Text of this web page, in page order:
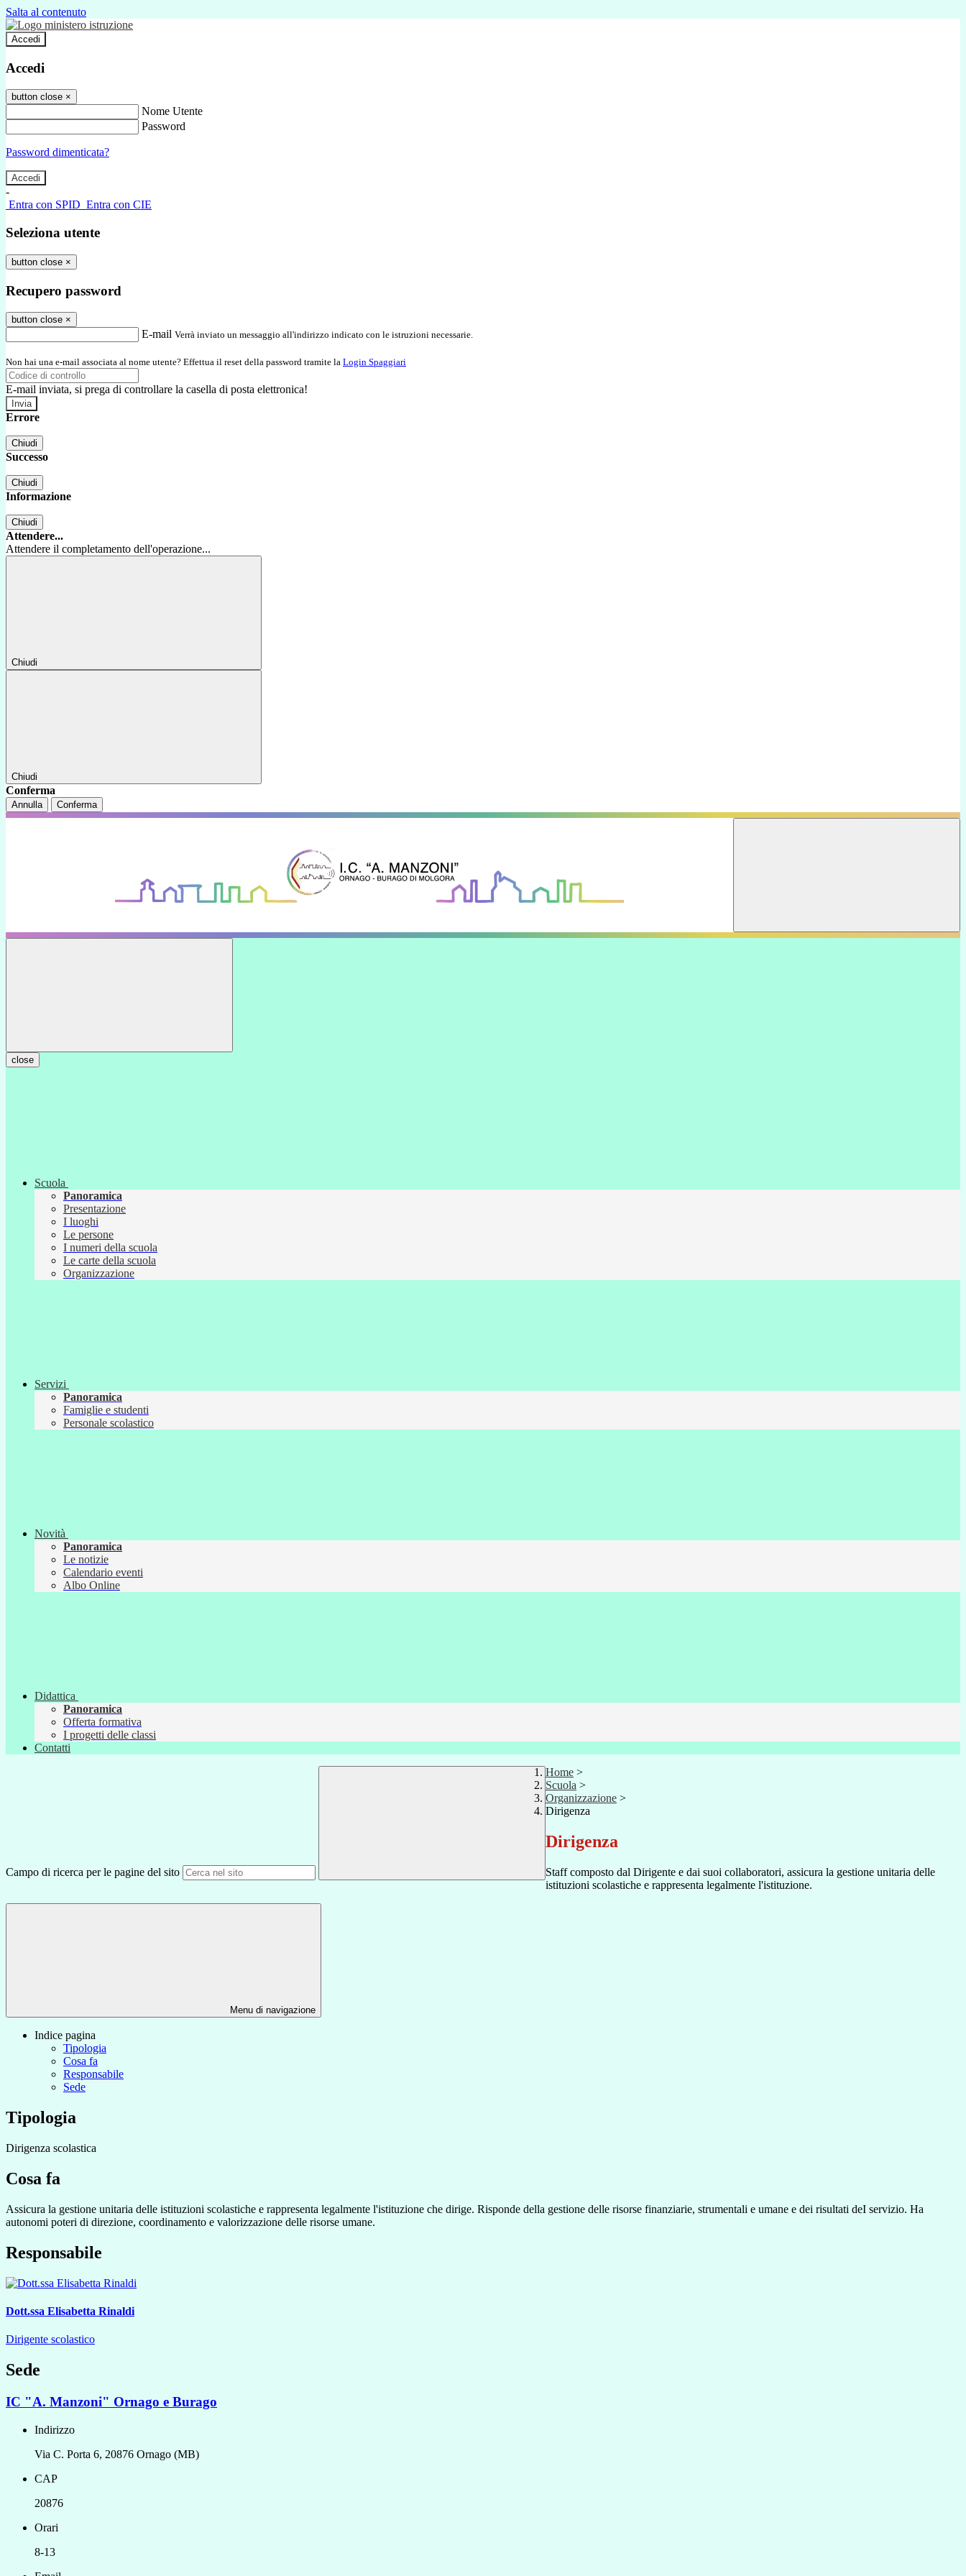
Salta al contenuto
Accedi
Accedi
button close ×
Nome Utente
Password
Password dimenticata?
-
Entra con SPID Entra con CIE
Seleziona utente
button close ×
Recupero password
button close ×
E-mail Verrà inviato un messaggio all'indirizzo indicato con le istruzioni necessarie.
Non hai una e-mail associata al nome utente? Effettua il reset della password tramite la Login Spaggiari
E-mail inviata, si prega di controllare la casella di posta elettronica!
Errore
Chiudi
Successo
Chiudi
Informazione
Chiudi
Attendere...
Attendere il completamento dell'operazione...
Chiudi
Chiudi
Conferma
Annulla Conferma
close
Scuola
Panoramica
Presentazione
I luoghi
Le persone
I numeri della scuola
Le carte della scuola
Organizzazione
Servizi
Panoramica
Famiglie e studenti
Personale scolastico
Novità
Panoramica
Le notizie
Calendario eventi
Albo Online
Didattica
Panoramica
Offerta formativa
I progetti delle classi
Contatti
Campo di ricerca per le pagine del sito
Home >
Scuola >
Organizzazione >
Dirigenza
Dirigenza
Staff composto dal Dirigente e dai suoi collaboratori, assicura la gestione unitaria delle
istituzioni scolastiche e rappresenta legalmente l'istituzione.
Menu di navigazione
Indice pagina
Tipologia
Cosa fa
Responsabile
Sede
Tipologia
Dirigenza scolastica
Cosa fa
Assicura la gestione unitaria delle istituzioni scolastiche e rappresenta legalmente l'istituzione che dirige. Risponde della gestione delle risorse finanziarie, strumentali e umane e dei risultati deI servizio. Ha
autonomi poteri di direzione, coordinamento e valorizzazione delle risorse umane.
Responsabile
Dott.ssa Elisabetta Rinaldi
Dirigente scolastico
Sede
IC "A. Manzoni" Ornago e Burago
Indirizzo
Via C. Porta 6, 20876 Ornago (MB)
CAP
20876
Orari
8-13